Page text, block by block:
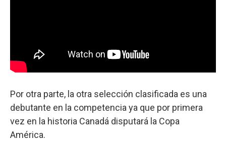
Por otra parte, la otra selección clasificada es una
debutante en la competencia ya que por primera
vez en la historia Canadá disputará la Copa
América.